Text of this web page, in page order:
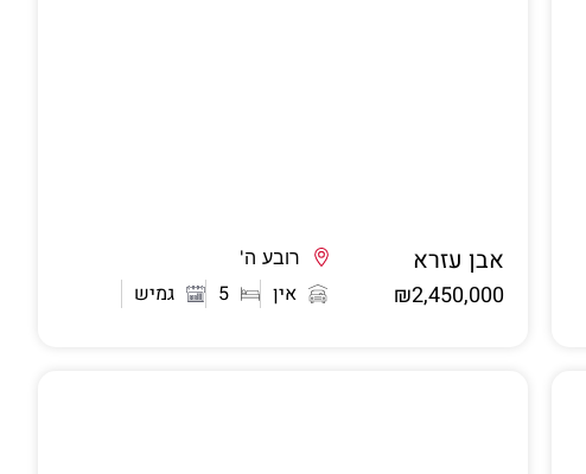
אבן עזרא רובע ה'
₪2,450,000 אין 5 גמיש